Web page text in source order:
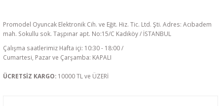
Promodel Oyuncak Elektronik Cih. ve Eğit. Hiz. Tic. Ltd. Şti. Adres: Acıbadem
mah. Sokullu sok. Taşpınar apt. No:15/C Kadıköy / İSTANBUL
Çalışma saatlerimiz Hafta içi: 10:30 - 18:00 /
Cumartesi, Pazar ve Çarşamba: KAPALI
ÜCRETSİZ KARGO: 10000 TL ve ÜZERİ